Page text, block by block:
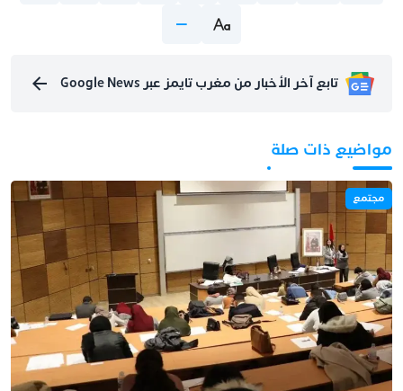
تابع آخر الأخبار من مغرب تايمز عبر Google News
مواضيع ذات صلة
مجتمع